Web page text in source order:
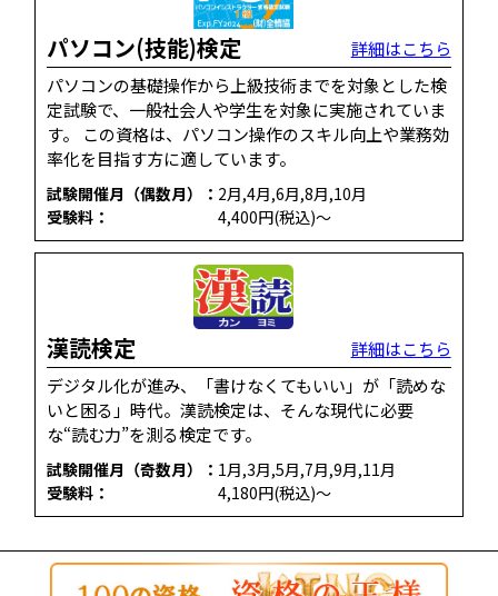
パソコン(技能)検定
詳細はこちら
パソコンの基礎操作から上級技術までを対象とした検
定試験で、一般社会人や学生を対象に実施されていま
す。 この資格は、パソコン操作のスキル向上や業務効
率化を目指す方に適しています。
試験開催月（偶数月）： 2月,4月,6月,8月,10月
受験料：
4,400円(税込)～
漢読検定
詳細はこちら
デジタル化が進み、「書けなくてもいい」が「読めな
いと困る」時代。漢読検定は、そんな現代に必要
な“読む力”を測る検定です。
試験開催月（奇数月）： 1月,3月,5月,7月,9月,11月
受験料：
4,180円(税込)～